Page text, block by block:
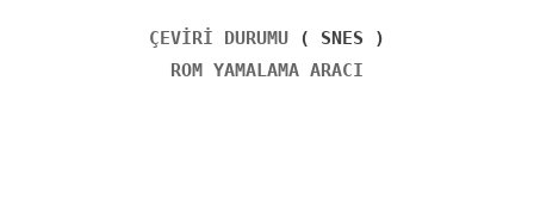
ÇEVİRİ DURUMU ( SNES )
ROM YAMALAMA ARACI